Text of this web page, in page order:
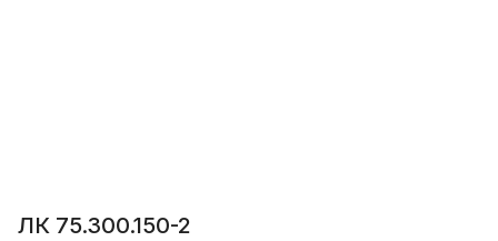
ЛК 75.300.150-2